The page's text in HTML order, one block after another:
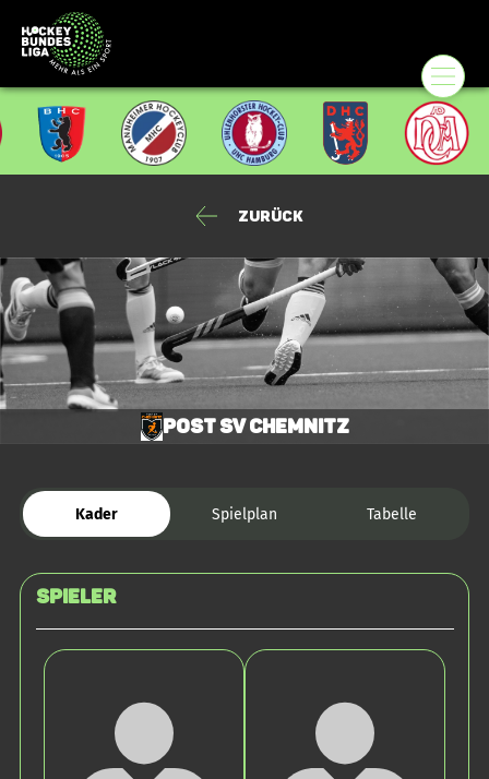
Zurück
Post SV Chemnitz
Kader Spielplan Tabelle
Spieler